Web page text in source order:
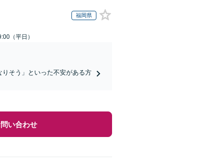
福岡県
（平日）
りそう」といった不安がある方
い合わせ